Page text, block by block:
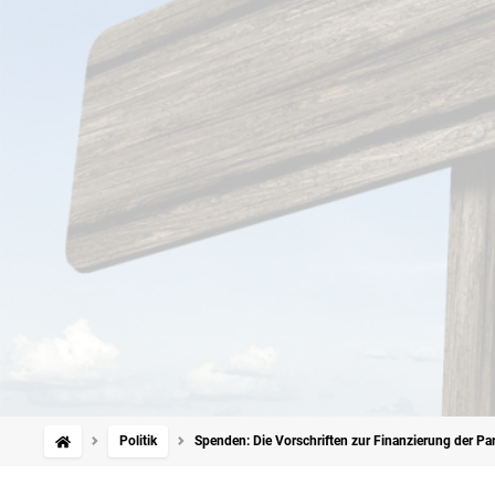
Politik Spenden: Die Vorschriften zur Finanzierung der